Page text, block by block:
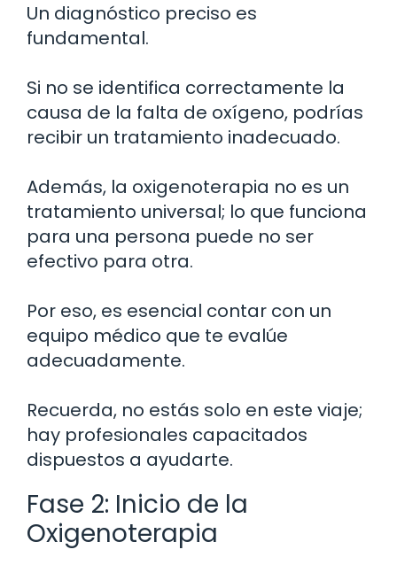
Un diagnóstico preciso es
fundamental.
Si no se identifica correctamente la
causa de la falta de oxígeno, podrías
recibir un tratamiento inadecuado.
Además, la oxigenoterapia no es un
tratamiento universal; lo que funciona
para una persona puede no ser
efectivo para otra.
Por eso, es esencial contar con un
equipo médico que te evalúe
adecuadamente.
Recuerda, no estás solo en este viaje;
hay profesionales capacitados
dispuestos a ayudarte.
Fase 2: Inicio de la
Oxigenoterapia